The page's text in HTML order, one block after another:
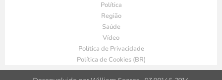
Política
Região
Saúde
Vídeo
Política de Privacidade
Política de Cookies (BR)